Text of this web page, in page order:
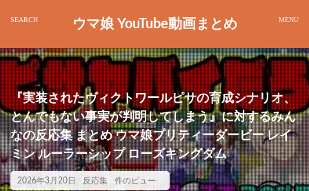
ウマ娘 YouTube動画まとめ
『実装されたヴィクトワールピサの育成シナリオ、
とんでもない事実が判明してしまう』に対するみん
なの反応集 まとめ ウマ娘プリティーダービー レイ
ミン ルーラーシップ ローズキングダム
2026年3月20日 反応集 件のビュー